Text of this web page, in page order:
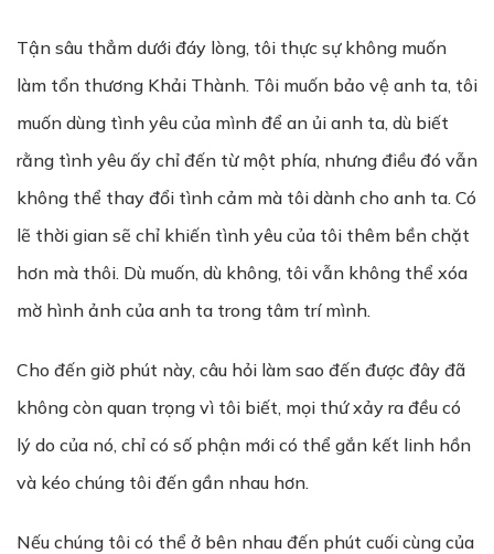
Tận sâu thẳm dưới đáy lòng, tôi thực sự không muốn
làm tổn thương Khải Thành. Tôi muốn bảo vệ anh ta, tôi
muốn dùng tình yêu của mình để an ủi anh ta, dù biết
rằng tình yêu ấy chỉ đến từ một phía, nhưng điều đó vẫn
không thể thay đổi tình cảm mà tôi dành cho anh ta. Có
lẽ thời gian sẽ chỉ khiến tình yêu của tôi thêm bền chặt
hơn mà thôi. Dù muốn, dù không, tôi vẫn không thể xóa
mờ hình ảnh của anh ta trong tâm trí mình.
Cho đến giờ phút này, câu hỏi làm sao đến được đây đã
không còn quan trọng vì tôi biết, mọi thứ xảy ra đều có
lý do của nó, chỉ có số phận mới có thể gắn kết linh hồn
và kéo chúng tôi đến gần nhau hơn.
Nếu chúng tôi có thể ở bên nhau đến phút cuối cùng của